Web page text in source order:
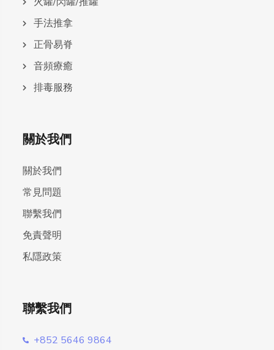
手法推拿
正骨易脊
⾳頻療癒
排毒服務
關於我們
關於我們
常見問題
聯繫我們
免責聲明
私隱政策
聯繫我們
+852 5646 9864